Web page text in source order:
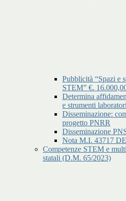
Pubblicità “Spazi e
STEM” €.
Determina
e strumenti
Disseminazione:
progetto PNRR
Disseminazione
Nota M.I. 43717
Competenze STEM e
statali (D.M. 65/2023)